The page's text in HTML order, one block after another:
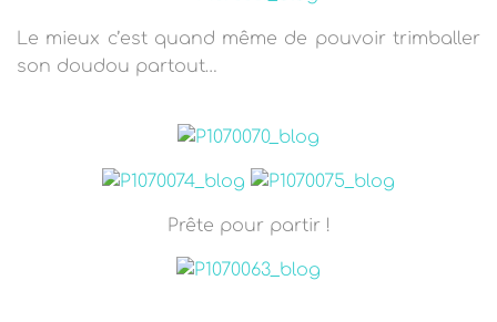
Le mieux c’est quand même de pouvoir trimballer
son doudou partout…
Prête pour partir !